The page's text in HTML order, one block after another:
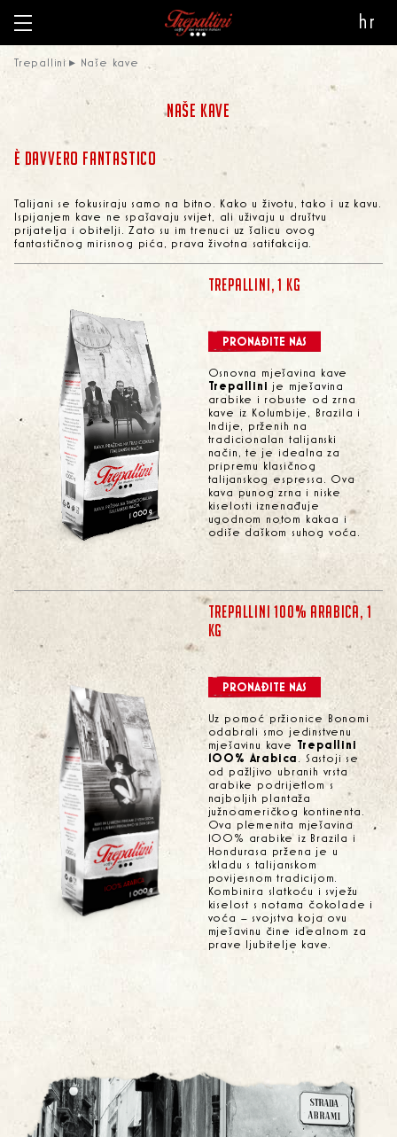
hr
Trepallini Naše kave
NAŠE KAVE
È DAVVERO FANTASTICO
Talijani se fokusiraju samo na bitno. Kako u životu, tako i uz kavu.
Ispijanjem kave ne spašavaju svijet, ali uživaju u društvu
prijatelja i obitelji. Zato su im trenuci uz šalicu ovog
fantastičnog mirisnog pića, prava životna satifakcija.
TREPALLINI, 1 KG
PRONAĐITE NAS
Osnovna mješavina kave
Trepallini je mješavina
arabike i robuste od zrna
kave iz Kolumbije, Brazila i
Indije, prženih na
tradicionalan talijanski
način, te je idealna za
pripremu klasičnog
talijanskog espressa. Ova
kava punog zrna i niske
kiselosti iznenađuje
ugodnom notom kakaa i
odiše daškom suhog voća.
TREPALLINI 100% ARABICA, 1
KG
PRONAĐITE NAS
Uz pomoć pržionice Bonomi
odabrali smo jedinstvenu
mješavinu kave Trepallini
100% Arabica
. Sastoji se
od pažljivo ubranih vrsta
arabike podrijetlom s
najboljih plantaža
južnoameričkog kontinenta.
Ova plemenita mješavina
100% arabike iz Brazila i
Hondurasa pržena je u
skladu s talijanskom
povijesnom tradicijom.
Kombinira slatkoću i svježu
kiselost s notama čokolade i
voća – svojstva koja ovu
mješavinu čine idealnom za
prave ljubitelje kave.